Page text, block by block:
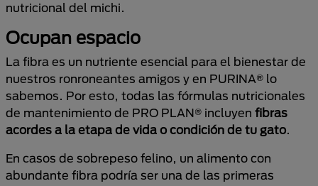
nutricional del michi.
Ocupan espacio
La fibra es un nutriente esencial para el bienestar de
nuestros ronroneantes amigos y en PURINA® lo
sabemos. Por esto, todas las fórmulas nutricionales
de mantenimiento de PRO PLAN® incluyen fibras
acordes a la etapa de vida o condición de tu gato.
En casos de sobrepeso felino, un alimento con
abundante fibra podría ser una de las primeras